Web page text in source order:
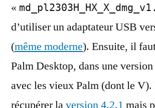
«
d’utiliser un adaptateur USB
(même moderne). Ensuite, il
Palm Desktop, dans une
avec les vieux Palm (dont le
récupérer la version 4.2.1 mais